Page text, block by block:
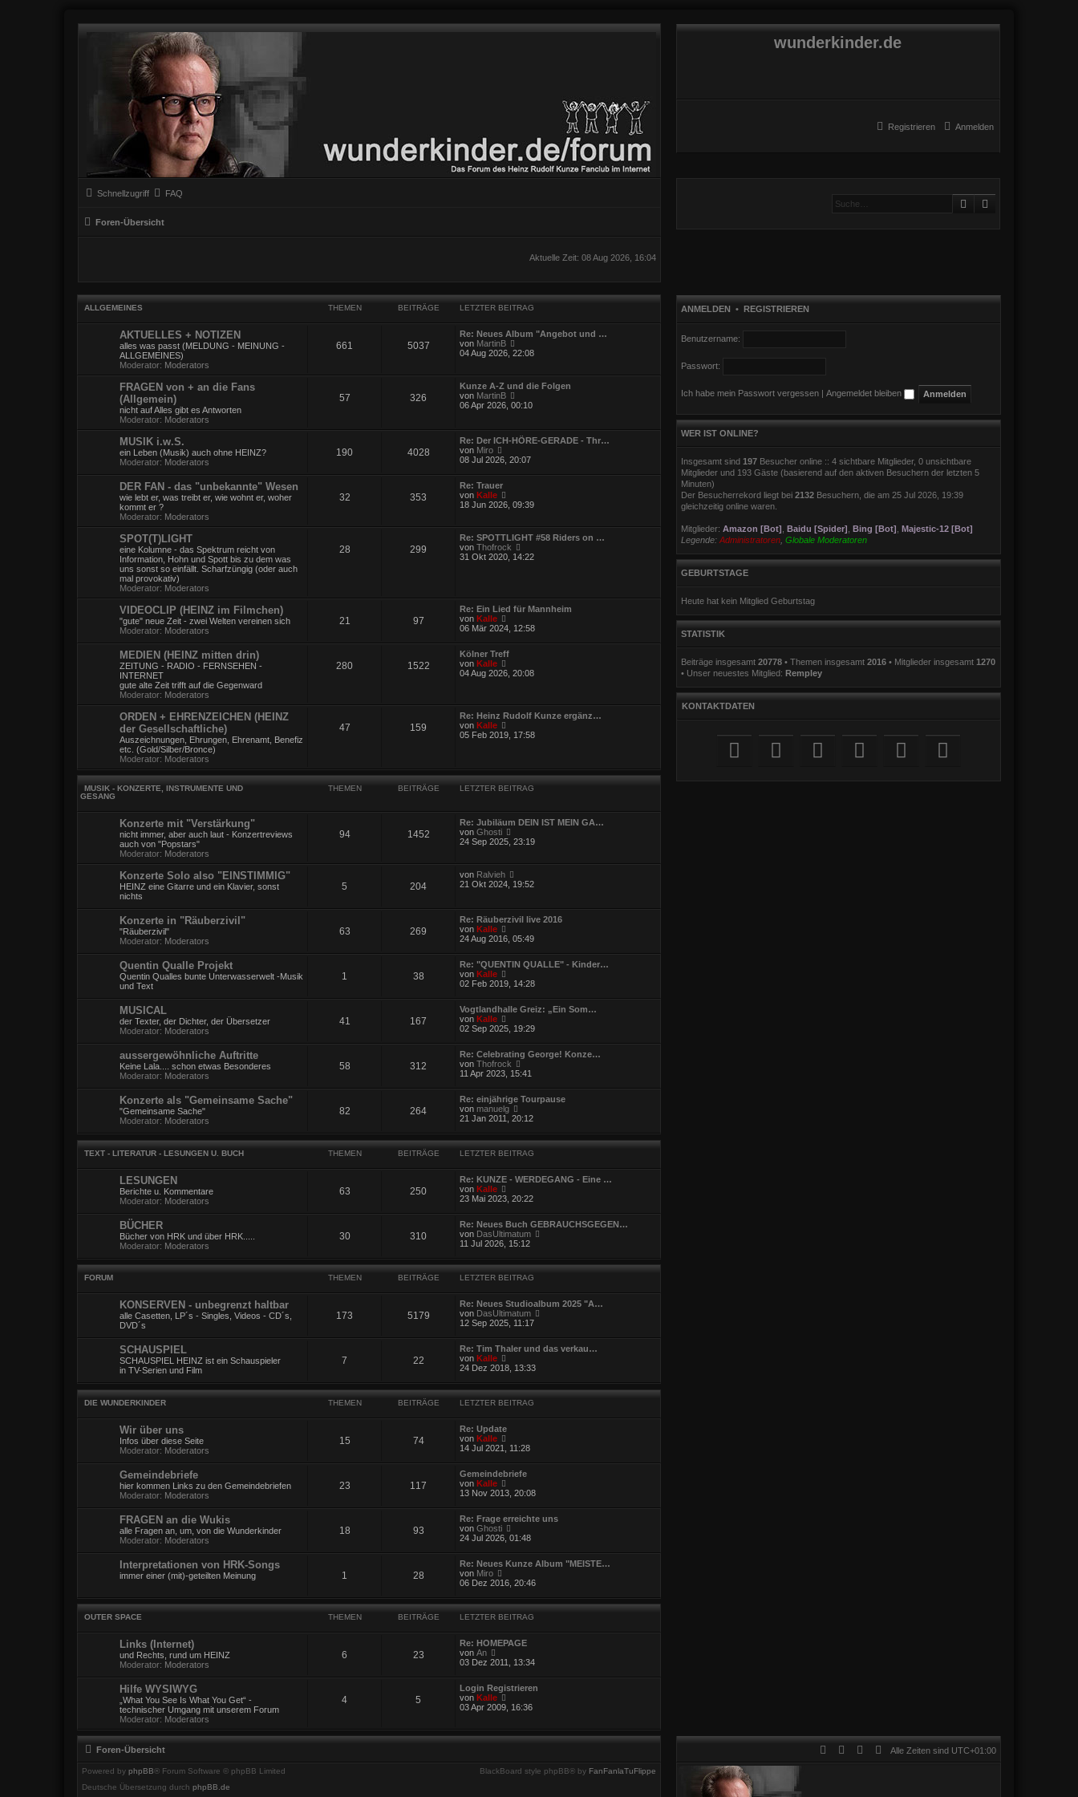
wunderkinder.de
Anmelden
Registrieren
Schnellzugriff FAQ
Foren-Übersicht
Suche
Aktuelle Zeit: 08 Aug 2026, 16:04
ALLGEMEINES THEMEN BEITRÄGE LETZTER BEITRAG
AKTUELLES + NOTIZEN
alles was passt (MELDUNG - MEINUNG -
ALLGEMEINES)
Moderator: Moderators
661 5037
Re: Neues Album "Angebot und …
von MartinB
e
s
t
e
r
e
i
r
g
04 Aug 2026, 22:08
FRAGEN von + an die Fans
(Allgemein)
nicht auf Alles gibt es Antworten
Moderator: Moderators
57 326
Kunze A-Z und die Folgen
von MartinB
e
s
t
r
t
r
g
06 Apr 2026, 00:10
MUSIK i.w.S.
ein Leben (Musik) auch ohne HEINZ?
Moderator: Moderators
190 4028
Re: Der ICH-HÖRE-GERADE - Thr…
von Miro
e
e
t
e
B
e
i
t
08 Jul 2026, 20:07
DER FAN - das "unbekannte" Wesen
wie lebt er, was treibt er, wie wohnt er, woher
kommt er ?
Moderator: Moderators
32 353
Re: Trauer
vonKalle
e
s
t
e
r
t
r
g
18 Jun 2026, 09:39
SPOT(T)LIGHT
eine Kolumne - das Spektrum reicht von
Information, Hohn und Spott bis zu dem was
uns sonst so einfällt. Scharfzüngig (oder auch
mal provokativ)
Moderator: Moderators
28 299
Re: SPOTTLIGHT #58 Riders on …
vonThofrock
e
e
r
B
e
i
a
31 Okt 2020, 14:22
VIDEOCLIP (HEINZ im Filmchen)
"gute" neue Zeit - zwei Welten vereinen sich
Moderator: Moderators
21 97
Re: Ein Lied für Mannheim
vonKalle
e
s
e
e
i
a
06 Mär 2024, 12:58
MEDIEN (HEINZ mitten drin)
ZEITUNG - RADIO - FERNSEHEN -
INTERNET
gute alte Zeit trifft auf die Gegenward
Moderator: Moderators
280 1522
Kölner Treff
vonKalle
e
e
B
t
r
a
04 Aug 2026, 20:08
ORDEN + EHRENZEICHEN (HEINZ
der Gesellschaftliche)
Auszeichnungen, Ehrungen, Ehrenamt, Benefiz
etc. (Gold/Silber/Bronce)
Moderator: Moderators
47 159
Re: Heinz Rudolf Kunze ergänz…
vonKalle
t
r
e
i
t
a
05 Feb 2019, 17:58
MUSIK - KONZERTE, INSTRUMENTE UND
GESANG
THEMEN BEITRÄGE LETZTER BEITRAG
Konzerte mit "Verstärkung"
nicht immer, aber auch laut - Konzertreviews
auch von "Popstars"
Moderator: Moderators
94 1452
Re: Jubiläum DEIN IST MEIN GA…
vonGhosti
e
t
e
B
e
t
a
g
24 Sep 2025, 23:19
Konzerte Solo also "EINSTIMMIG"
HEINZ eine Gitarre und ein Klavier, sonst
nichts
5 204
von Ralvieh
e
s
t
r
e
i
r
a
g
21 Okt 2024, 19:52
Konzerte in "Räuberzivil"
"Räuberzivil"
Moderator: Moderators
63 269
Re: Räuberzivil live 2016
vonKalle
e
e
s
e
B
e
t
r
a
g
24 Aug 2016, 05:49
Quentin Qualle Projekt
Quentin Qualles bunte Unterwasserwelt -Musik
und Text
1 38
Re: "QUENTIN QUALLE" - Kinder…
vonKalle
e
s
e
B
e
i
t
r
a
g
02 Feb 2019, 14:28
MUSICAL
der Texter, der Dichter, der Übersetzer
Moderator: Moderators
41 167
Vogtlandhalle Greiz: „Ein Som…
vonKalle
e
s
t
e
e
i
r
a
g
02 Sep 2025, 19:29
aussergewöhnliche Auftritte
Keine Lala.... schon etwas Besonderes
Moderator: Moderators
58 312
Re: Celebrating George! Konze…
vonThofrock
e
e
s
e
B
e
t
r
g
11 Apr 2023, 15:41
Konzerte als "Gemeinsame Sache"
"Gemeinsame Sache"
Moderator: Moderators
82 264
Re: einjährige Tourpause
vonmanuelg
e
e
s
t
r
B
e
i
t
r
a
g
21 Jan 2011, 20:12
TEXT - LITERATUR - LESUNGEN U. BUCH THEMEN BEITRÄGE LETZTER BEITRAG
LESUNGEN
Berichte u. Kommentare
Moderator: Moderators
63 250
Re: KUNZE - WERDEGANG - Eine …
vonKalle
e
e
s
t
e
B
e
t
r
a
23 Mai 2023, 20:22
BÜCHER
Bücher von HRK und über HRK.....
Moderator: Moderators
30 310
Re: Neues Buch GEBRAUCHSGEGEN…
von DasUltimatum
e
s
r
B
t
r
11 Jul 2026, 15:12
FORUM THEMEN BEITRÄGE LETZTER BEITRAG
KONSERVEN - unbegrenzt haltbar
alle Casetten, LP´s - Singles, Videos - CD´s,
DVD´s
173 5179
Re: Neues Studioalbum 2025 "A…
von DasUltimatum
e
s
B
t
12 Sep 2025, 11:17
SCHAUSPIEL
SCHAUSPIEL HEINZ ist ein Schauspieler
in TV-Serien und Film
7 22
Re: Tim Thaler und das verkau…
vonKalle
e
e
s
t
e
i
t
r
g
24 Dez 2018, 13:33
DIE WUNDERKINDER THEMEN BEITRÄGE LETZTER BEITRAG
Wir über uns
Infos über diese Seite
Moderator: Moderators
15 74
Re: Update
vonKalle
e
e
s
e
e
i
t
r
a
14 Jul 2021, 11:28
Gemeindebriefe
hier kommen Links zu den Gemeindebriefen
Moderator: Moderators
23 117
Gemeindebriefe
vonKalle
e
e
s
t
e
B
e
i
t
r
a
g
13 Nov 2013, 20:08
FRAGEN an die Wukis
alle Fragen an, um, von die Wunderkinder
Moderator: Moderators
18 93
Re: Frage erreichte uns
vonGhosti
e
e
s
e
B
e
t
r
g
24 Jul 2026, 01:48
Interpretationen von HRK-Songs
immer einer (mit)-geteilten Meinung 1 28
Re: Neues Kunze Album "MEISTE…
von Miro
e
e
s
t
r
B
e
i
t
r
a
g
06 Dez 2016, 20:46
OUTER SPACE THEMEN BEITRÄGE LETZTER BEITRAG
Links (Internet)
und Rechts, rund um HEINZ
Moderator: Moderators
6 23
Re: HOMEPAGE
vonAn
e
e
s
e
B
e
r
a
03 Dez 2011, 13:34
Hilfe WYSIWYG
„What You See Is What You Get“ -
technischer Umgang mit unserem Forum
Moderator: Moderators
4 5
Login Registrieren
vonKalle
e
s
r
B
03 Apr 2009, 16:36
ANMELDEN • REGISTRIEREN
Benutzername:
Passwort:
Ich habe mein Passwort vergessen Angemeldet bleiben
WER IST ONLINE?
Insgesamt sind 197Besucher online :: 4 sichtbare Mitglieder, 0 unsichtbare
Mitglieder und 193 Gäste (basierend auf den aktiven Besuchern der letzten 5
Minuten)
Der Besucherrekord liegt bei 2132Besuchern, die am 25 Jul 2026, 19:39
gleichzeitig online waren.
Mitglieder: Amazon [Bot] Baidu [Spider] Bing [Bot] Majestic-12 [Bot]
Legende: Administratoren, Globale Moderatoren
GEBURTSTAGE
Heute hat kein Mitglied Geburtstag
STATISTIK
Beiträge insgesamt 20778• Themen insgesamt 2016• Mitglieder insgesamt 1270
• Unser neuestes Mitglied: Rempley
KONTAKTDATEN
Alle Zeiten sind UTC+01:00
Foren-Übersicht
Powered by phpBB® Forum Software © phpBB Limited BlackBoard style phpBB® by FanFanlaTuFlippe
Deutsche Übersetzung durch phpBB.de